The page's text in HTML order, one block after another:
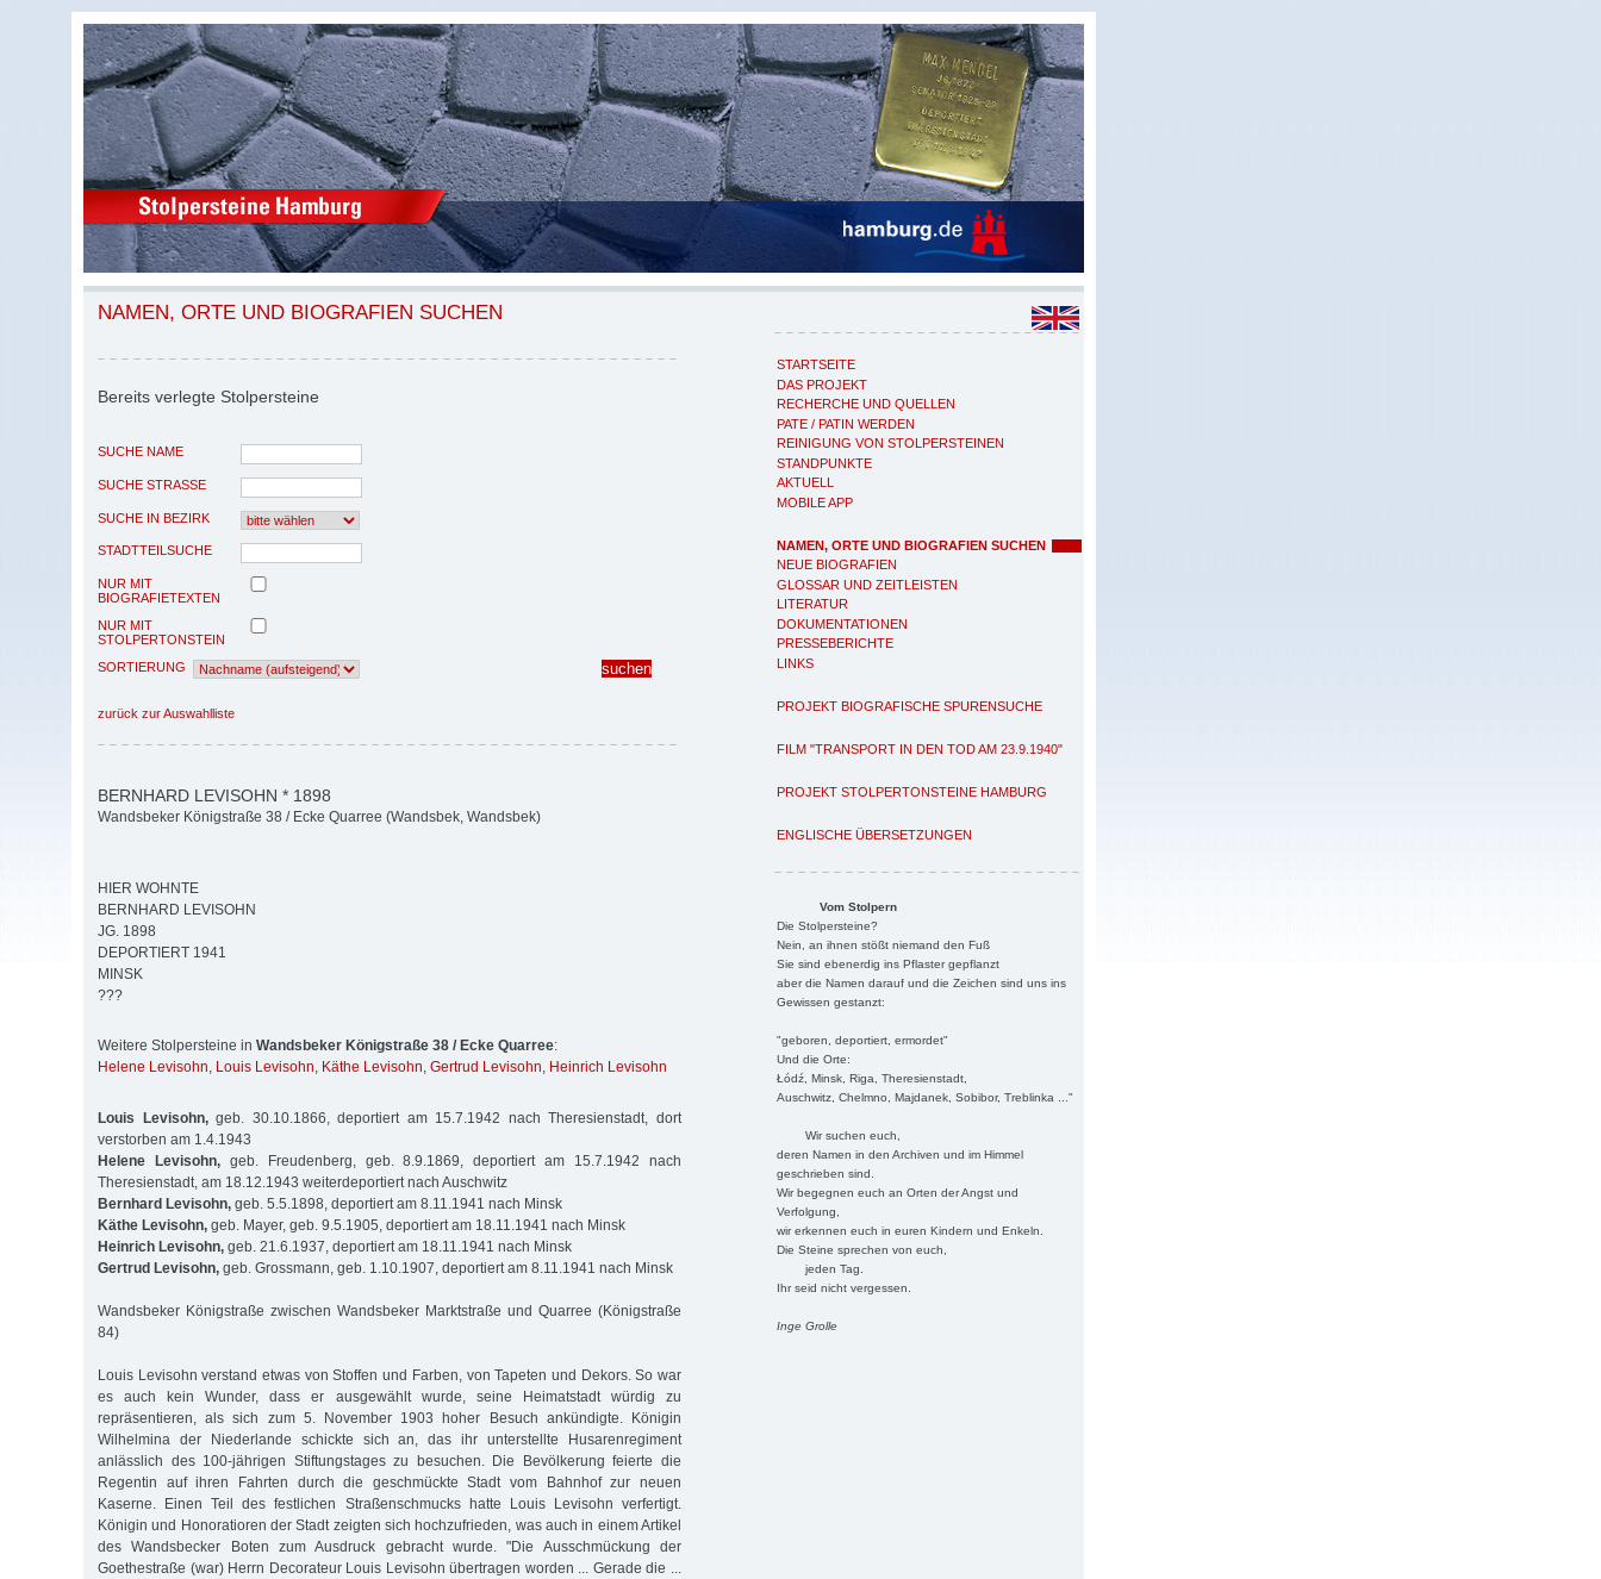
STARTSEITE
DAS PROJEKT
RECHERCHE UND QUELLEN
PATE / PATIN WERDEN
REINIGUNG VON STOLPERSTEINEN
STANDPUNKTE
AKTUELL
MOBILE APP
NAMEN, ORTE UND BIOGRAFIEN SUCHEN
NEUE BIOGRAFIEN
GLOSSAR UND ZEITLEISTEN
LITERATUR
DOKUMENTATIONEN
PRESSEBERICHTE
LINKS
PROJEKT BIOGRAFISCHE SPURENSUCHE
FILM "TRANSPORT IN DEN TOD AM 23.9.1940"
PROJEKT STOLPERTONSTEINE HAMBURG
ENGLISCHE ÜBERSETZUNGEN
Vom Stolpern
Die Stolpersteine?
Nein, an ihnen stößt niemand den Fuß
Sie sind ebenerdig ins Pflaster gepflanzt
aber die Namen darauf und die Zeichen sind uns ins
Gewissen gestanzt:
"geboren, deportiert, ermordet"
Und die Orte:
Łódź, Minsk, Riga, Theresienstadt,
Auschwitz, Chelmno, Majdanek, Sobibor, Treblinka ..."
Wir suchen euch,
deren Namen in den Archiven und im Himmel
geschrieben sind.
Wir begegnen euch an Orten der Angst und
Verfolgung,
wir erkennen euch in euren Kindern und Enkeln.
Die Steine sprechen von euch,
jeden Tag.
Ihr seid nicht vergessen.
Inge Grolle
NAMEN, ORTE UND BIOGRAFIEN SUCHEN
Bereits verlegte Stolpersteine
SUCHE NAME
SUCHE STRASSE
SUCHE IN BEZIRK
STADTTEILSUCHE
NUR MIT
BIOGRAFIETEXTEN
NUR MIT
STOLPERTONSTEIN
SORTIERUNG
zurück zur Auswahlliste
BERNHARD LEVISOHN * 1898
Wandsbeker Königstraße 38 / Ecke Quarree (Wandsbek, Wandsbek)
HIER WOHNTE
BERNHARD LEVISOHN
JG. 1898
DEPORTIERT 1941
MINSK
???
Weitere Stolpersteine in Wandsbeker Königstraße 38 / Ecke Quarree:
Helene Levisohn, Louis Levisohn, Käthe Levisohn, Gertrud Levisohn, Heinrich Levisohn
Louis Levisohn,geb. 30.10.1866, deportiert am 15.7.1942 nach Theresienstadt, dort
verstorben am 1.4.1943
Helene Levisohn,geb. Freudenberg, geb. 8.9.1869, deportiert am 15.7.1942 nach
Theresienstadt, am 18.12.1943 weiterdeportiert nach Auschwitz
Bernhard Levisohn, geb. 5.5.1898, deportiert am 8.11.1941 nach Minsk
Käthe Levisohn, geb. Mayer, geb. 9.5.1905, deportiert am 18.11.1941 nach Minsk
Heinrich Levisohn, geb. 21.6.1937, deportiert am 18.11.1941 nach Minsk
Gertrud Levisohn, geb. Grossmann, geb. 1.10.1907, deportiert am 8.11.1941 nach Minsk
Wandsbeker Königstraße zwischen Wandsbeker Marktstraße und Quarree (Königstraße
84)
Louis Levisohn verstand etwas von Stoffen und Farben, von Tapeten und Dekors. So war
es auch kein Wunder, dass er ausgewählt wurde, seine Heimatstadt würdig zu
repräsentieren, als sich zum 5. November 1903 hoher Besuch ankündigte. Königin
Wilhelmina der Niederlande schickte sich an, das ihr unterstellte Husarenregiment
anlässlich des 100-jährigen Stiftungstages zu besuchen. Die Bevölkerung feierte die
Regentin auf ihren Fahrten durch die geschmückte Stadt vom Bahnhof zur neuen
Kaserne. Einen Teil des festlichen Straßenschmucks hatte Louis Levisohn verfertigt.
Königin und Honoratioren der Stadt zeigten sich hochzufrieden, was auch in einem Artikel
des Wandsbecker Boten zum Ausdruck gebracht wurde. "Die Ausschmückung der
Goethestraße (war) Herrn Decorateur Louis Levisohn übertragen worden ... Gerade die ...